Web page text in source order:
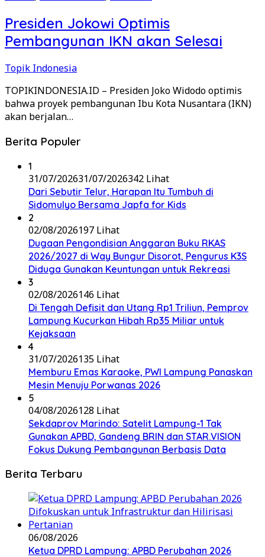
Presiden Jokowi Optimis
Pembangunan IKN akan Selesai
Topik Indonesia
TOPIKINDONESIA.ID – Presiden Joko Widodo optimis
bahwa proyek pembangunan Ibu Kota Nusantara (IKN)
akan berjalan…
Berita Populer
1
31/07/202631/07/2026342 Lihat
Dari Sebutir Telur, Harapan Itu Tumbuh di
Sidomulyo Bersama Japfa for Kids
2
02/08/2026197 Lihat
Dugaan Pengondisian Anggaran Buku RKAS
2026/2027 di Way Bungur Disorot, Pengurus K3S
Diduga Gunakan Keuntungan untuk Rekreasi
3
02/08/2026146 Lihat
Di Tengah Defisit dan Utang Rp1 Triliun, Pemprov
Lampung Kucurkan Hibah Rp35 Miliar untuk
Kejaksaan
4
31/07/2026135 Lihat
Memburu Emas Karaoke, PWI Lampung Panaskan
Mesin Menuju Porwanas 2026
5
04/08/2026128 Lihat
Sekdaprov Marindo: Satelit Lampung-1 Tak
Gunakan APBD, Gandeng BRIN dan STAR.VISION
Fokus Dukung Pembangunan Berbasis Data
Berita Terbaru
06/08/2026
Ketua DPRD Lampung: APBD Perubahan 2026